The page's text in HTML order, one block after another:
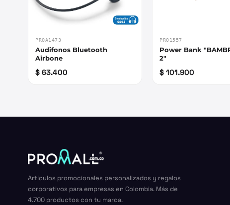
PROA1473
Audifonos Bluetooth
Airbone
$ 63.400
PRO1557
Power Bank
2"
$ 101.900
Artículos promocionales personalizados y regalos
corporativos para empresas en Colombia. Más de
4.700 productos con tu marca.